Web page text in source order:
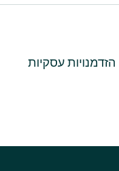
הזדמנויות עסקיות